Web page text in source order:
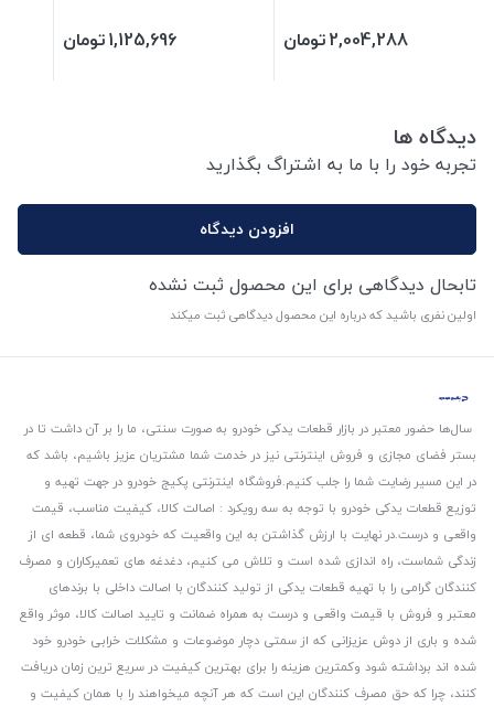
2,004,288تومان 1,125,696تومان
دیدگاه ها
تجربه خود را با ما به اشتراگ بگذارید
افزودن دیدگاه
تابحال دیدگاهی برای این محصول ثبت نشده
اولین نفری باشید که درباره این محصول دیدگاهی ثبت میکند
سال‌ها حضور معتبر در بازار قطعات یدکی خودرو به صورت سنتی، ما را بر آن داشت تا در
بستر فضای مجازی و فروش اینترنتی نیز در خدمت شما مشتریان عزیز باشیم، باشد که
در این مسیر رضایت شما را جلب کنیم.فروشگاه اینترنتی پکیج خودرو در جهت تهیه و
توزیع قطعات یدکی خودرو با توجه به سه رویکرد : اصالت کالا، کیفیت مناسب، قیمت
واقعی و درست.در نهایت با ارزش گذاشتن به این واقعیت که خودروی شما، قطعه ای از
زندگی شماست، راه اندازی شده است و تلاش می کنیم، دغدغه های تعمیرکاران و مصرف
کنندگان گرامی را با تهیه قطعات یدکی از تولید کنندگان با اصالت داخلی با برندهای
معتبر و فروش با قیمت واقعی و درست به همراه ضمانت و تایید اصالت کالا، موثر واقع
شده و باری از دوش عزیزانی که از سمتی دچار موضوعات و مشکلات خرابی خودرو خود
شده اند برداشته شود و‌کمترین هزینه را برای بهترین کیفیت در سریع ترین زمان دریافت
کنند، چرا که حق مصرف کنندگان این است که هر آنچه میخواهند را با همان کیفیت و